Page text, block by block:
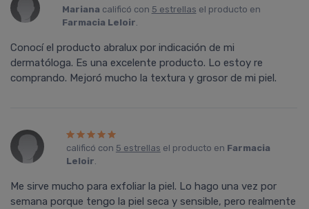
Mariana calificó con 5 estrellas el producto en
Farmacia Leloir.
Conocí el producto abralux por indicación de mi
dermatóloga. Es una excelente producto. Lo estoy re
comprando. Mejoró mucho la textura y grosor de mi piel.
calificó con 5 estrellas el producto en Farmacia
Leloir.
Me sirve mucho para exfoliar la piel. Lo hago una vez por
semana porque tengo la piel seca y sensible, pero realmente